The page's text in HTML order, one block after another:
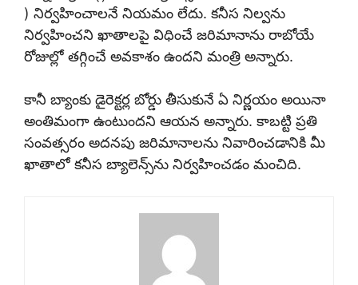
) నిర్వహించాలనే నియమం లేదు. కనీస నిల్వను
నిర్వహించని ఖాతాలపై విధించే జరిమానాను రాబోయే
రోజుల్లో తగ్గించే అవకాశం ఉందని మంత్రి అన్నారు.
కానీ బ్యాంకు డైరెక్టర్ల బోర్డు తీసుకునే ఏ నిర్ణయం అయినా
అంతిమంగా ఉంటుందని ఆయన అన్నారు. కాబట్టి ప్రతి
సంవత్సరం అదనపు జరిమానాలను నివారించడానికి మీ
ఖాతాలో కనీస బ్యాలెన్స్‌ను నిర్వహించడం మంచిది.